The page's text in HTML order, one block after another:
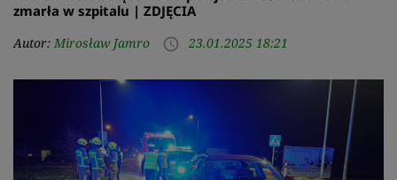
zmarła w szpitalu | ZDJĘCIA
Autor: Mirosław Jamro access_time 23.01.2025 18:21